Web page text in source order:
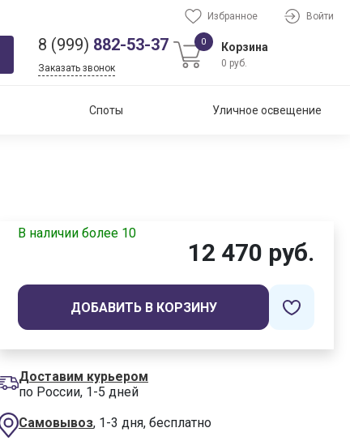
Избранное Войти
8 (999) 882-53-37
Заказать звонок
0 Корзина
0 руб.
Споты Уличное освещение
В наличии более 10
12 470 руб.
ДОБАВИТЬ В КОРЗИНУ
Доставим курьером
по России, 1-5 дней
Самовывоз, 1-3 дня, бесплатно